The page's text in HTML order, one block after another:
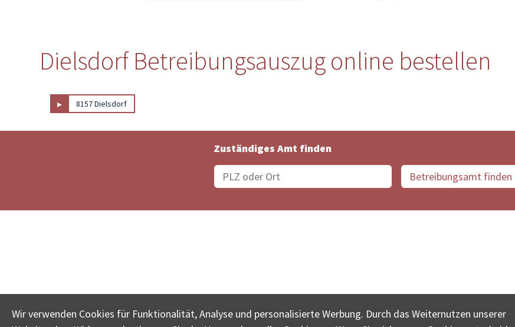
Dielsdorf Betreibungsauszug online bestellen
▸ 8157 Dielsdorf
Zuständiges Amt finden
Wir verwenden Cookies für Funktionalität, Analyse und personalisierte Werbung. Durch das Weiternutzen unserer